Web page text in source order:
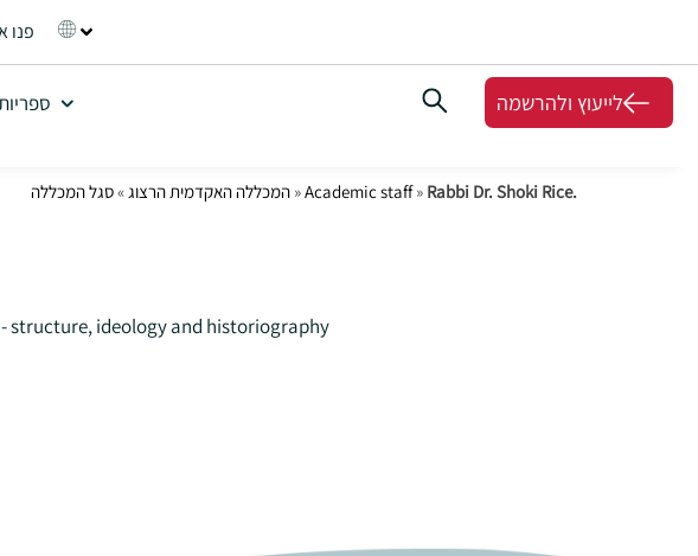
פנו
לייעוץ ולהרשמה
המכללה האקדמית הרצוג»סגל המכללה »Academic staff» Rabbi Dr. Shoki Rice.
structure, ideology and historiography